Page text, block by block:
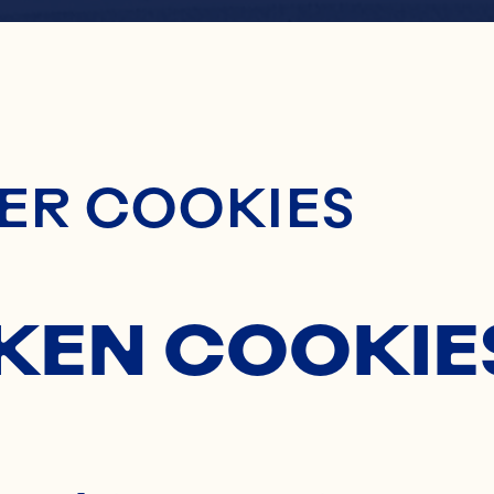
COOKIES